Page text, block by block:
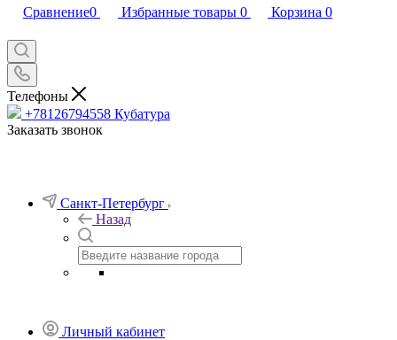
Сравнение0 Избранные товары 0 Корзина 0
Телефоны
+78126794558 Кубатура
Заказать звонок
Санкт-Петербург
Назад
Личный кабинет